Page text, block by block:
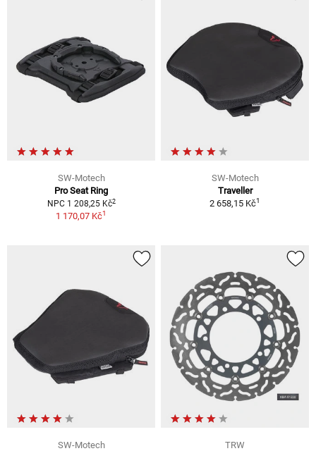
SW-Motech
Pro Seat Ring
NPC 1 208,25 Kč2
1 170,07 Kč1
SW-Motech
Traveller
2 658,15 Kč1
SW-Motech
TRW